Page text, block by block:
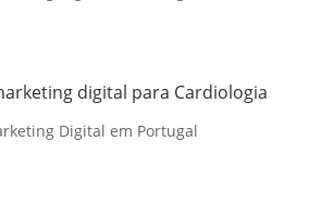
digital para Cardiologia
Digital em Portugal